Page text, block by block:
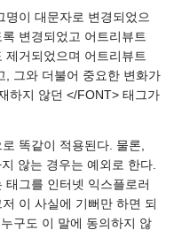
명이 대문자로 변경되었으
변경되었고 어트리뷰트
제거되었으며 어트리뷰트
, 그와 더불어 중요한 변화가
하지 않던 </FONT> 태그가
똑같이 적용된다. 물론,
않는 경우는 예외로 한다.
그를 인터넷 익스플로러
이 사실에 기뻐만 하면 되
구도 이 말에 동의하지 않